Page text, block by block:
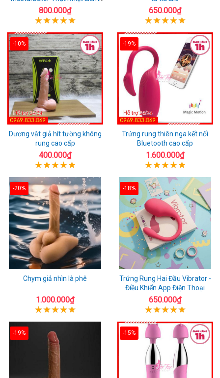
Rung
800.000₫ 650.000₫
-10%
Dương vật giả hít tường không
rung cao cấp
400.000₫
-19%
Trứng rung thiên nga kết nối
Bluetooth cao cấp
1.600.000₫
-20%
Chym giả nhìn là phê
1.000.000₫
-18%
Trứng Rung Hai Đầu Vibrator -
Điều Khiển App Điện Thoại
650.000₫
-19% -15%